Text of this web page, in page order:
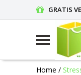
GRATIS
Home /